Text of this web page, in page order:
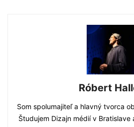
Róbert
Som spolumajiteľ a hlavný tvorca
Študujem Dizajn médií v Bratislave